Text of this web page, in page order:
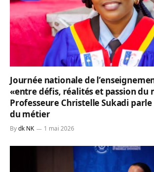
Journée nationale de
«entre défis, réalités et passion du
Professeure Christelle Sukadi
du métier
Bydk NK 1 mai 2026